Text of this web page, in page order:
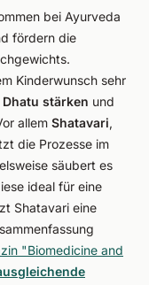
bei Ayurveda
fördern die
Kinderwunsch sehr
stärken und
allem Shatavari,
die Prozesse im
säubert es
ideal für eine
Shatavari eine
"Biomedicine and